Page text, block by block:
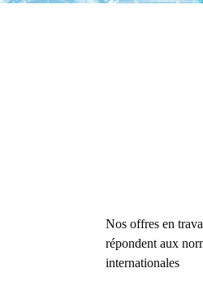
Nos offres en
répondent aux
internationales